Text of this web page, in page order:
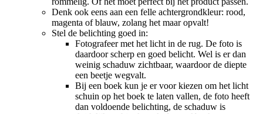
Denk ook eens aan een felle achtergrondkleur: rood,
magenta of blauw, zolang het maar opvalt!
Stel de belichting goed in:
Fotografeer met het licht in de rug. De foto is
daardoor scherp en goed belicht. Wel is er dan
weinig schaduw zichtbaar, waardoor de diepte
een beetje wegvalt.
Bij een boek kun je er voor kiezen om het licht
schuin op het boek te laten vallen, de foto heeft
dan voldoende belichting, de schaduw is